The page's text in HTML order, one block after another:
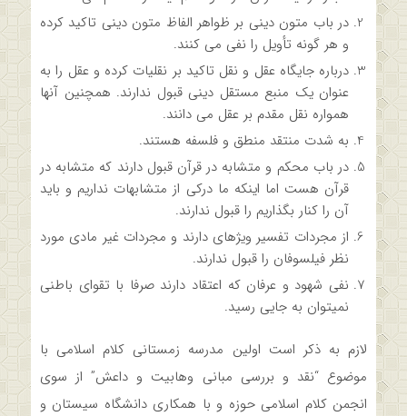
در باب متون دینی بر ظواهر الفاظ متون دینی تاکید کرده
و هر گونه تأویل را نفی می­ کنند.
درباره جایگاه عقل و نقل تاکید بر نقلیات کرده و عقل را به
عنوان یک منبع مستقل دینی قبول ندارند. همچنین آنها
همواره نقل مقدم بر عقل می­ دانند.
به شدت منتقد منطق و فلسفه هستند.
در باب محکم و متشابه در قرآن قبول دارند که متشابه در
قرآن هست اما اینکه ما درکی از متشابهات نداریم و باید
آن را کنار بگذاریم را قبول ندارند.
از مجردات تفسیر ویژه­ای دارند و مجردات غیر مادی مورد
نظر فیلسوفان را قبول ندارند.
نفی شهود و عرفان که اعتقاد دارند صرفا با تقوای باطنی
نمی­توان به جایی رسید.
لازم به ذکر است اولین مدرسه زمستانی کلام اسلامی با
موضوع “نقد و بررسی مبانی وهابیت و داعش” از سوی
انجمن کلام اسلامی حوزه و با همکاری دانشگاه سیستان و